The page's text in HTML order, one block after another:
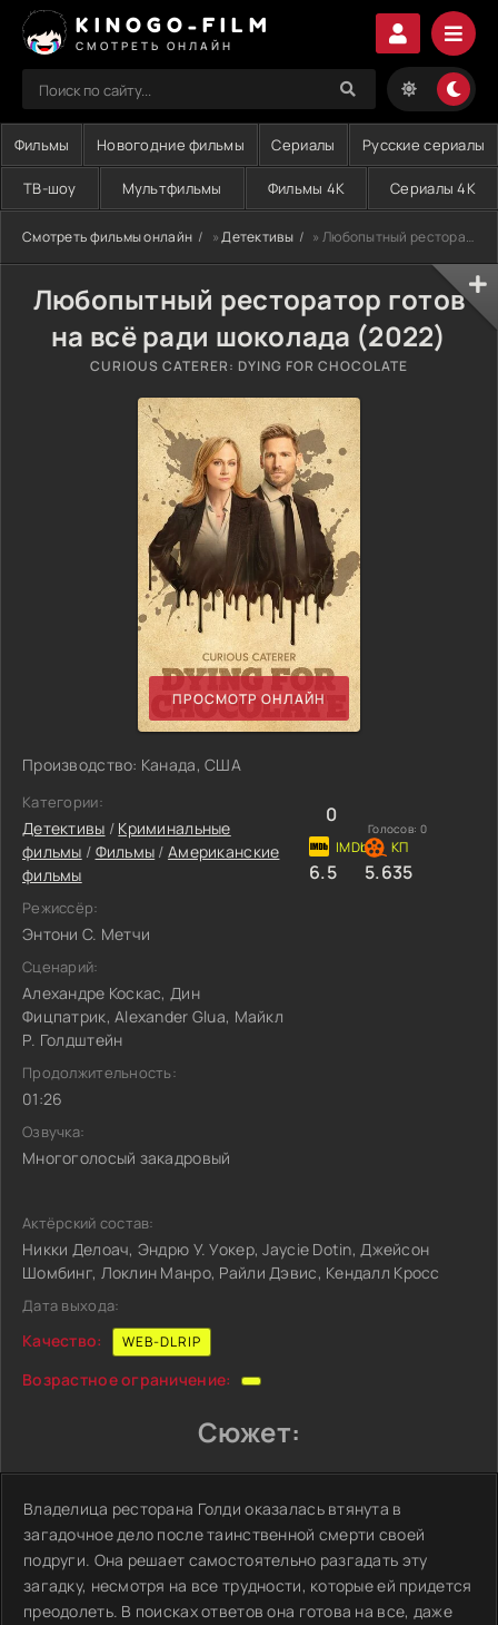
KINOGO-FILM
СМОТРЕТЬ ОНЛАЙН
Фильмы Новогодние фильмы Сериалы Русские сериалы
ТВ-шоу Мультфильмы Фильмы 4K Сериалы 4K
Смотреть фильмы онлайн »Детективы » Любопытный ресторатор готов на всё ради шоколада (2022)
Любопытный ресторатор готов
на всё ради шоколада (2022)
CURIOUS CATERER: DYING FOR CHOCOLATE
ПРОСМОТР ОНЛАЙН
Производство: Канада, США
Категории:
Детективы / Криминальные
фильмы / Фильмы /Американские
фильмы
Режиссёр:
Энтони С. Метчи
Сценарий:
Алехандре Коскас, Дин
Фицпатрик, Alexander Glua, Майкл
Р. Голдштейн
Продолжительность:
01:26
Озвучка:
Многоголосый закадровый
0
Голосов: 0
6.5 5.635
Актёрский состав:
Никки Делоач, Эндрю У. Уокер, Jaycie Dotin, Джейсон
Шомбинг, Локлин Манро, Райли Дэвис, Кендалл Кросс
Дата выхода:
Качество: WEB-DLRIP
Возрастное ограничение:
Сюжет:
Владелица ресторана Голди оказалась втянута в
загадочное дело после таинственной смерти своей
подруги. Она решает самостоятельно разгадать эту
загадку, несмотря на все трудности, которые ей придется
преодолеть. В поисках ответов она готова на все, даже